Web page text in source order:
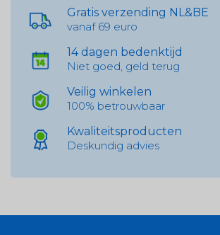
Gratis verzending NL&BE
vanaf 69 euro
14 dagen bedenktijd
Niet goed, geld terug
Veilig winkelen
100% betrouwbaar
Kwaliteitsproducten
Deskundig advies